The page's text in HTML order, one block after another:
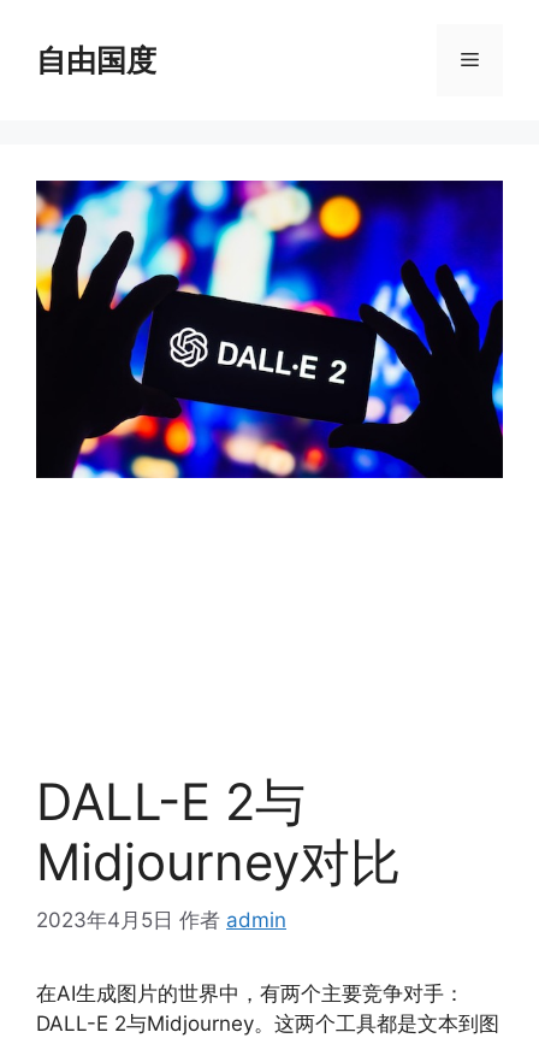
自由国度 菜
DALL-E 2与
Midjourney对比
2023年4月5日 作者 admin
在AI生成图片的世界中，有两个主要竞争对手：
DALL-E 2与Midjourney。这两个工具都是文本到图